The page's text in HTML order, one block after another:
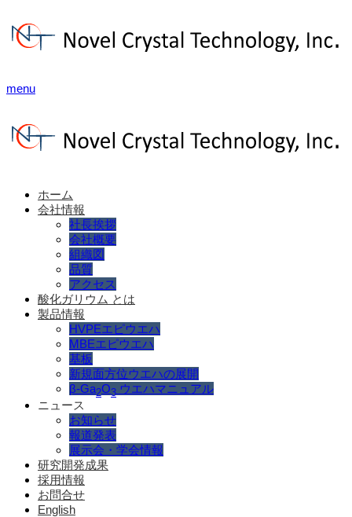
menu
ホーム
会社情報
社長挨拶
会社概要
組織図
品質
アクセス
酸化ガリウム とは
製品情報
HVPEエピウエハ
MBEエピウエハ
基板
新規面方位ウエハの展開
β-Ga2O3 ウエハマニュアル
ニュース
お知らせ
報道発表
展示会・学会情報
研究開発成果
採用情報
お問合せ
English